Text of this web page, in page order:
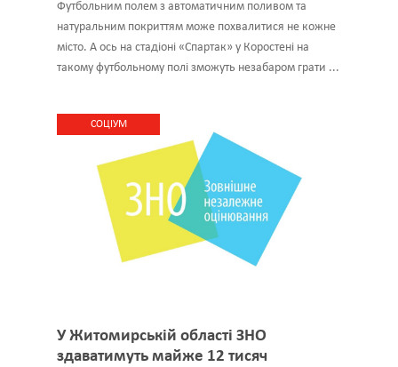
Футбольним полем з автоматичним поливом та
натуральним покриттям може похвалитися не кожне
місто. А ось на стадіоні «Спартак» у Коростені на
такому футбольному полі зможуть незабаром грати ...
CОЦІУМ
У Житомирській області ЗНО
здаватимуть майже 12 тисяч